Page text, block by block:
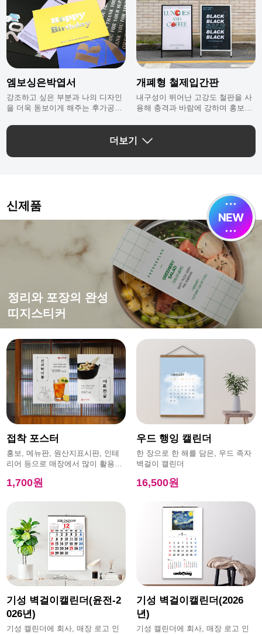
엠보싱은박엽서
강조하고 싶은 부분과 나의 디자인
을 더욱 돋보이게 해주는 후가공으
수 있어요.
개폐형 철제입간판
내구성이 뛰어난 고강도 철판을 사
용해 충격과 바람에 강하며 홍보내
더보기
신제품
떨어지지 않는 강한 접착력
특수초강접스티커
평범한 엽서에 감성을 더하면?
캔버스엽서
홍보,이벤트에 효과적인
모양엽서
정리와 포장의 완성
띠지스티커
접착 포스터
홍보, 메뉴판, 원산지표시판, 인테
리어 등으로 매장에서 많이 활용하
1,700원
우드 행잉 캘린더
한 장으로 한 해를 담은, 우드 족자
벽걸이 캘린더
16,500원
기성 벽걸이캘린더(윤전-2
026년)
기성 캘린더에 회사, 매장 로고 인
기성 벽걸이캘린더(2026
년)
기성 캘린더에 회사, 매장 로고 인